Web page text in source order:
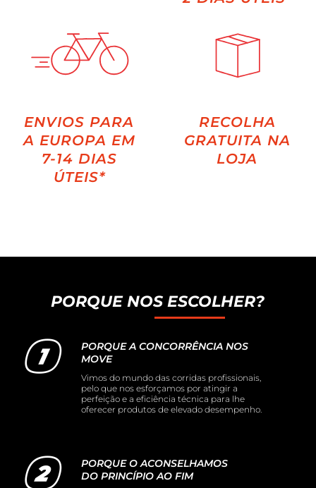
ENVIOS PARA
A EUROPA EM
7-14 DIAS
ÚTEIS*
RECOLHA
GRATUITA NA
LOJA
PORQUE NOS ESCOLHER?
PORQUE A CONCORRÊNCIA NOS
MOVE
Vimos do mundo das corridas profissionais,
pelo que nos esforçamos por atingir a
perfeição e a eficiência técnica para lhe
oferecer produtos de elevado desempenho.
PORQUE O ACONSELHAMOS
DO PRINCÍPIO AO FIM